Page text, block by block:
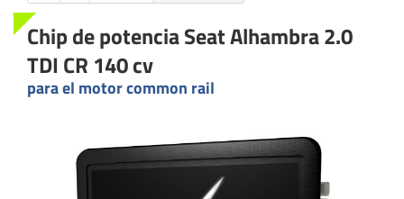
Chip de potencia Seat Alhambra 2.0
TDI CR 140 cv
para el motor common rail